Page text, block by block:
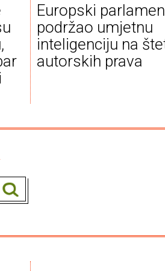
Europski
podržao umjetnu
inteligenciju na
autorskih prava